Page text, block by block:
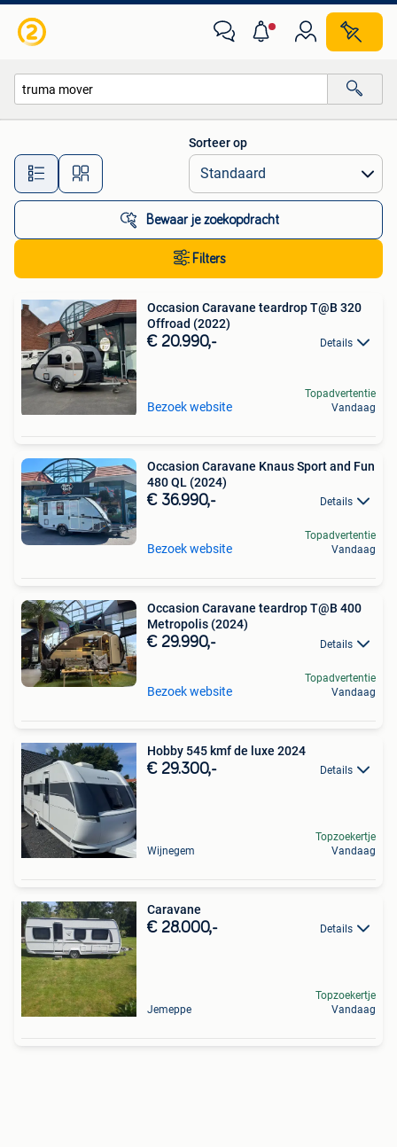
Alle afstanden…
Sorteer op
Bewaar je zoekopdracht
Filters
Occasion Caravane teardrop T@B 320
Offroad (2022)
€ 20.990,- Details
Bezoek website
Topadvertentie
Vandaag
Occasion Caravane Knaus Sport and Fun
480 QL (2024)
€ 36.990,- Details
Bezoek website
Topadvertentie
Vandaag
Occasion Caravane teardrop T@B 400
Metropolis (2024)
€ 29.990,- Details
Bezoek website
Topadvertentie
Vandaag
Hobby 545 kmf de luxe 2024
€ 29.300,- Details
Wijnegem
Topzoekertje
Vandaag
Caravane
€ 28.000,- Details
Jemeppe
Topzoekertje
Vandaag